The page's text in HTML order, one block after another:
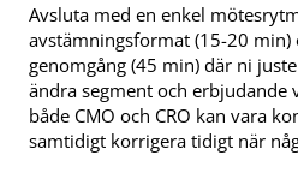
Avsluta med en enkel
avstämningsformat (15-20 min)
genomgång (45 min) där ni
ändra segment och erbjudande
både CMO och CRO kan vara
samtidigt korrigera tidigt när